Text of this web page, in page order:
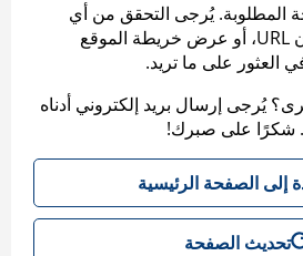
المطلوبة. يُرجى التحقق من أي
أخطاء إملائية في عنوان URL، أو عرض خريطة الموقع
العثور على ما تريد.
يُرجى إرسال بريد إلكتروني أدناه
شكرًا على صبرك!
إلى الصفحة الرئيسية
تحديث الصفحة